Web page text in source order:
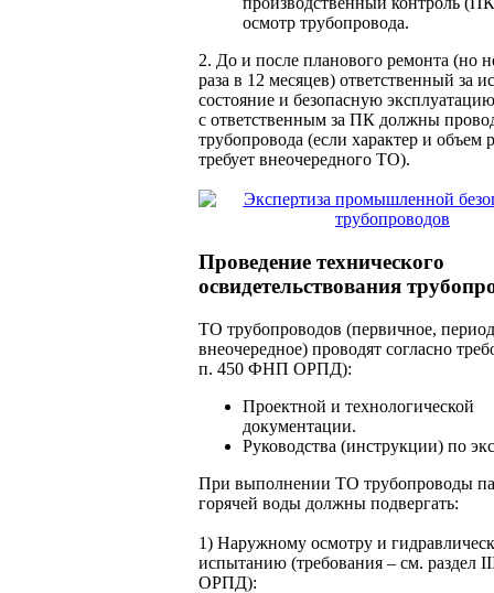
осмотр трубопровода.
2. До и после планового ремонта (но
раза в 12 месяцев) ответственный за
состояние и безопасную
с ответственным за ПК должны
трубопровода (если характер и объем
требует внеочередного ТО).
Проведение технического
освидетельствования
ТО трубопроводов (первичное,
внеочередное) проводят согласно
п. 450 ФНП ОРПД):
Проектной и технологической
документации.
Руководства (инструкции) по
При выполнении ТО трубопроводы
горячей воды должны подвергать:
1) Наружному осмотру и
испытанию (требования – см.
ОРПД):